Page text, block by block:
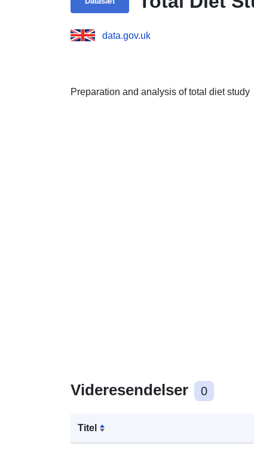
data.gov.uk
Preparation and analysis of total diet study
Videresendelser 0
Titel